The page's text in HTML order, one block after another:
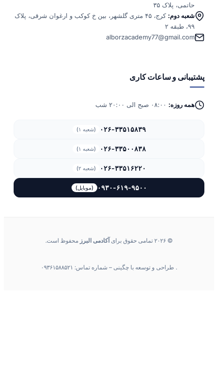
پلاک ۳۵
دوم:
کرج، ۴۵ متری گلشهر، بین خ کوکب و ارغوان شرقی، پلاک
و ساعات کاری
روزه:۰۸:۰۰ صبح الی ۲۰:۰۰ شب
۰۲۶-۳۳۵۱۵۸۳۹ (شعبه ۱)
۰۲۶-۳۳۵۰۰۸۳۸ (شعبه ۱)
۰۲۶-۳۳۵۱۶۲۲۰ (شعبه ۲)
۰۹۳۰-۶۱۹-۹۵۰۰ (موبایل)
آکادمی البرزمحفوظ است.
. طراحی و توسعه با چگینی – شماره تماس: ۰۹۳۶۱۵۸۸۵۲۱